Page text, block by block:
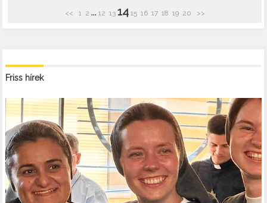
<< 1 2 ... 12 13 14 15 16 17 18 19 20 >>
Friss hírek